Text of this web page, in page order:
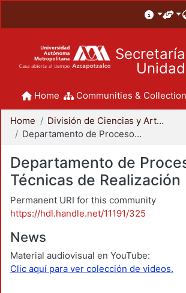
Unidad
Home Communities &
Home
División de Ciencias y Artes para el Diseño
Departamento de Procesos y Técnicas de Realización
Departamento de
Técnicas de Realización
Permanent URI for this community
https://hdl.handle.net/11191/325
News
Material audiovisual en YouTube:
Clic aquí para ver colección de videos.